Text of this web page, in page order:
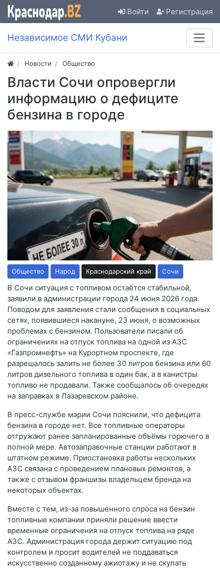
Войти Регистрация
Независимое СМИ Кубани
Новости Общество
Власти Сочи опровергли
информацию о дефиците
бензина в городе
Общество Народ Краснодарский край Сочи
В Сочи ситуация с топливом остаётся стабильной,
заявили в администрации города 24 июня 2026 года.
Поводом для заявления стали сообщения в социальных
сетях, появившиеся накануне, 23 июня, о возможных
проблемах с бензином. Пользователи писали об
ограничениях на отпуск топлива на одной из АЗС
«Газпромнефть» на Курортном проспекте, где
разрешалось залить не более 30 литров бензина или 60
литров дизельного топлива в один бак, а в канистры
топливо не продавали. Также сообщалось об очередях
на заправках в Лазаревском районе.
В пресс-службе мэрии Сочи пояснили, что дефицита
бензина в городе нет. Все топливные операторы
отгружают ранее запланированные объёмы горючего в
полной мере. Автозаправочные станции работают в
штатном режиме. Приостановка работы нескольких
АЗС связана с проведением плановых ремонтов, а
также с отзывом франшизы владельцем бренда на
некоторых объектах.
Вместе с тем, из-за повышенного спроса на бензин
топливные компании приняли решение ввести
временные ограничения на отпуск топлива на ряде
АЗС. Администрация города держит ситуацию под
контролем и просит водителей не поддаваться
искусственно созданному ажиотажу и не скупать